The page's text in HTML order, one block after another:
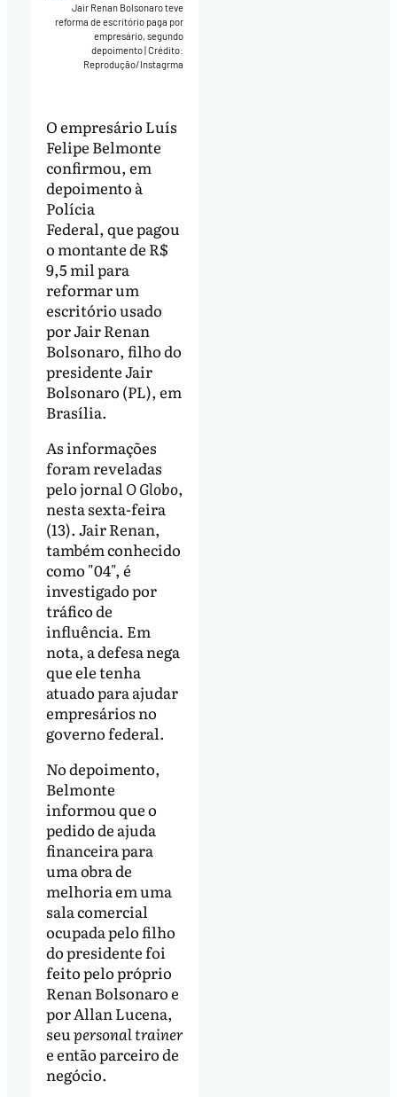
Jair Renan Bolsonaro teve
reforma de escritório paga por
empresário, segundo
depoimento|Crédito:
Reprodução/Instagrma
O empresário Luís
Felipe Belmonte
confirmou, em
depoimento à
Polícia
Federal, que pagou
o montante de R$
9,5 mil para
reformar um
escritório usado
por Jair Renan
Bolsonaro, filho do
presidente Jair
Bolsonaro (PL), em
Brasília.
As informações
foram reveladas
pelo jornalO Globo,
nesta sexta-feira
(13). Jair Renan,
também conhecido
como "04", é
investigado por
tráfico de
influência. Em
nota, a defesa nega
que ele tenha
atuado para ajudar
empresários no
governo federal.
No depoimento,
Belmonte
informou que o
pedido de ajuda
financeira para
uma obra de
melhoria em uma
sala comercial
ocupada pelo filho
do presidente foi
feito pelo próprio
Renan Bolsonaro e
por Allan Lucena,
seupersonal trainer
e então parceiro de
negócio.